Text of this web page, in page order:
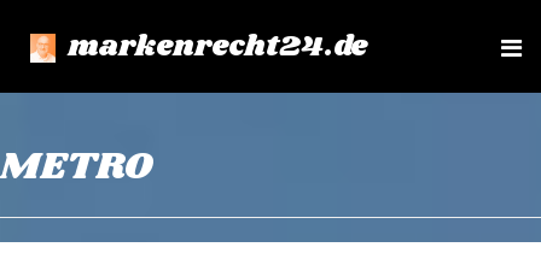
markenrecht24.de
e
METRO